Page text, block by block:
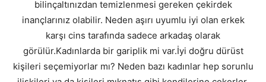
bilinçaltınızdan temizlenmesi gereken çekirdek
inançlarınız olabilir. Neden aşırı uyumlu iyi olan erkek
karşı cins tarafında sadece arkadaş olarak
görülür.Kadınlarda bir gariplik mi var.İyi doğru dürüst
kişileri seçemiyorlar mı? Neden bazı kadınlar hep sorunlu